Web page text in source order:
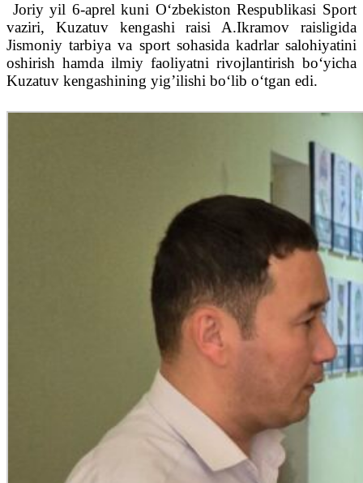
Joriy yil 6-aprel kuni O‘zbekiston Respublikasi Sport
vaziri, Kuzatuv kengashi raisi A.Ikramov raisligida
Jismoniy tarbiya va sport sohasida kadrlar salohiyatini
oshirish hamda ilmiy faoliyatni rivojlantirish bo‘yicha
Kuzatuv kengashining yig’ilishi bo‘lib o‘tgan edi.